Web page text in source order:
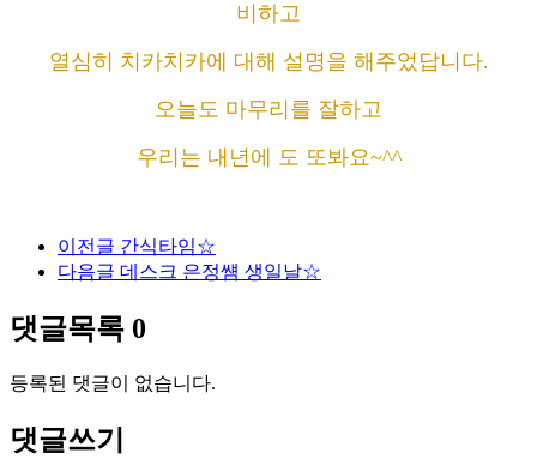
비하고
열심히 치카치카에 대해 설명을 해주었답니다.
오늘도 마무리를 잘하고
우리는 내년에 도 또봐요~^^
이전글 간식타임☆
다음글 데스크 은정썜 생일날☆
댓글목록 0
등록된 댓글이 없습니다.
댓글쓰기